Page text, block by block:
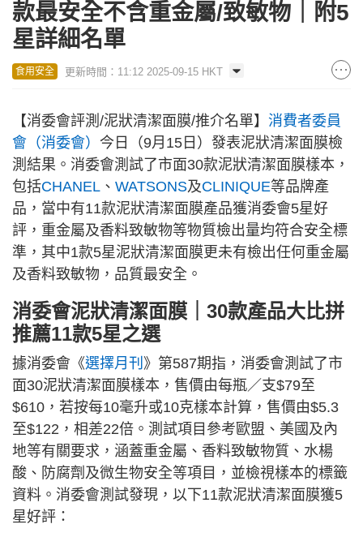
款最安全不含重金屬/致敏物｜附5
星詳細名單
食用安全 更新時間：11:12 2025-09-15 HKT
【消委會評測/泥狀清潔面膜/推介名單】 消費者委員
會（消委會） 今日（9月15日）發表泥狀清潔面膜檢
測結果。消委會測試了市面30款泥狀清潔面膜樣本，
包括CHANEL 、 WATSONS及CLINIQUE等品牌產
品，當中有11款泥狀清潔面膜產品獲消委會5星好
評，重金屬及香料致敏物等物質檢出量均符合安全標
準，其中1款5星泥狀清潔面膜更未有檢出任何重金屬
及香料致敏物，品質最安全。
消委會泥狀清潔面膜｜30款產品大比拼
推薦11款5星之選
據消委會《選擇月刊 》第587期指，消委會測試了市
面30泥狀清潔面膜樣本，售價由每瓶／支$79至
$610，若按每10毫升或10克樣本計算，售價由$5.3
至$122，相差22倍。測試項目參考歐盟、美國及內
地等有關要求，涵蓋重金屬、香料致敏物質、水楊
酸、防腐劑及微生物安全等項目，並檢視樣本的標籤
資料。消委會測試發現，以下11款泥狀清潔面膜獲5
星好評：